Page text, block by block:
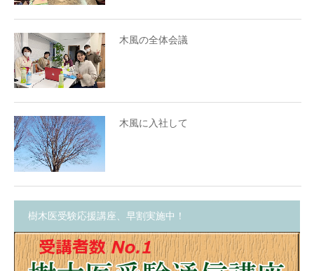
木風の全体会議
木風に入社して
樹木医受験応援講座、早割実施中！